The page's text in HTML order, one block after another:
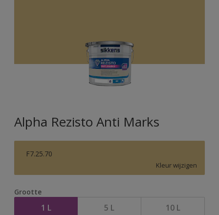
Alpha Rezisto Anti Marks
F7.25.70
Kleur wijzigen
Grootte
1 L 5 L 10 L